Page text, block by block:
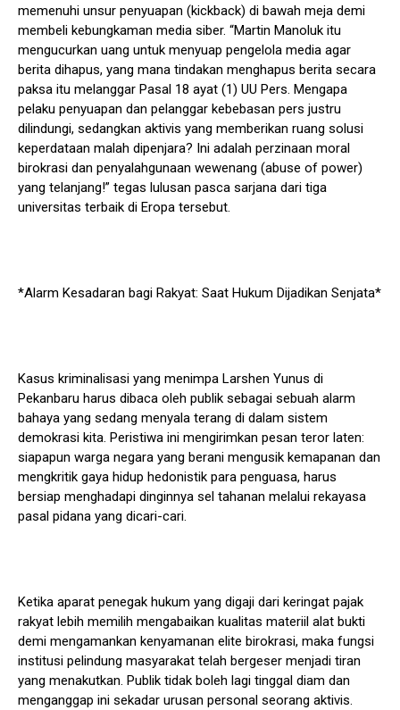
memenuhi unsur penyuapan (kickback) di bawah meja demi
membeli kebungkaman media siber. “Martin Manoluk itu
mengucurkan uang untuk menyuap pengelola media agar
berita dihapus, yang mana tindakan menghapus berita secara
paksa itu melanggar Pasal 18 ayat (1) UU Pers. Mengapa
pelaku penyuapan dan pelanggar kebebasan pers justru
dilindungi, sedangkan aktivis yang memberikan ruang solusi
keperdataan malah dipenjara? Ini adalah perzinaan moral
birokrasi dan penyalahgunaan wewenang (abuse of power)
yang telanjang!” tegas lulusan pasca sarjana dari tiga
universitas terbaik di Eropa tersebut.
*Alarm Kesadaran bagi Rakyat: Saat Hukum Dijadikan Senjata*
Kasus kriminalisasi yang menimpa Larshen Yunus di
Pekanbaru harus dibaca oleh publik sebagai sebuah alarm
bahaya yang sedang menyala terang di dalam sistem
demokrasi kita. Peristiwa ini mengirimkan pesan teror laten:
siapapun warga negara yang berani mengusik kemapanan dan
mengkritik gaya hidup hedonistik para penguasa, harus
bersiap menghadapi dinginnya sel tahanan melalui rekayasa
pasal pidana yang dicari-cari.
Ketika aparat penegak hukum yang digaji dari keringat pajak
rakyat lebih memilih mengabaikan kualitas materiil alat bukti
demi mengamankan kenyamanan elite birokrasi, maka fungsi
institusi pelindung masyarakat telah bergeser menjadi tiran
yang menakutkan. Publik tidak boleh lagi tinggal diam dan
menganggap ini sekadar urusan personal seorang aktivis.